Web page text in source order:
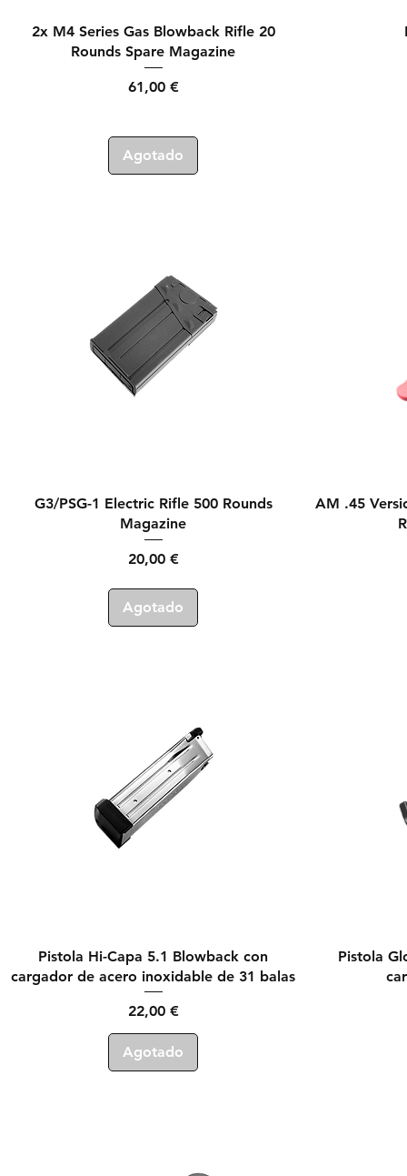
Vista rápida
2x M4 Series Gas Blowback Rifle 20
Rounds Spare Magazine
Precio
61,00 €
Agotado
Vista rápida
G3/PSG-1 Electric Rifle 500 Rounds
Magazine
Precio
20,00 €
Agotado
AM .45
Vista rápida
Pistola Hi-Capa 5.1 Blowback con
cargador de acero inoxidable de 31 balas
Precio
22,00 €
Agotado
Pistola